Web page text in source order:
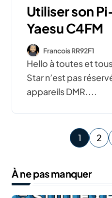
Utiliser son
Yaesu C4FM
Francois RR92F1
Hello à toutes et tous. Utiliser son Pi-
Star n’est pas
appareils DMR....
P
g
1 2
À ne pas manquer